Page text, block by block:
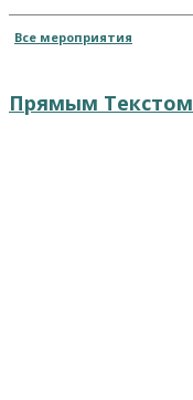
Все мероприятия
Прямым Текстом